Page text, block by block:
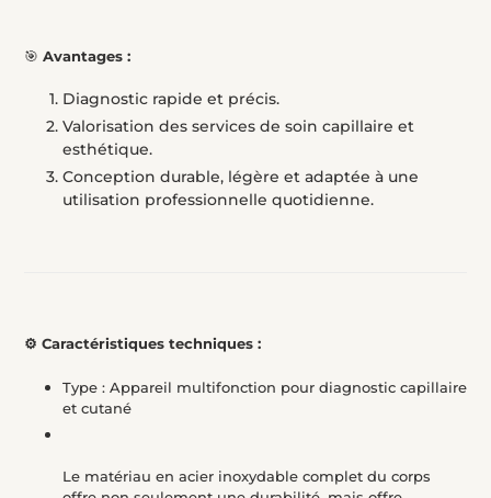
🎯 Avantages :
Diagnostic rapide et précis.
Valorisation des services de soin capillaire et
esthétique.
Conception durable, légère et adaptée à une
utilisation professionnelle quotidienne.
⚙️ Caractéristiques techniques :
Type : Appareil multifonction pour diagnostic capillaire
et cutané
Le matériau en acier inoxydable complet du corps